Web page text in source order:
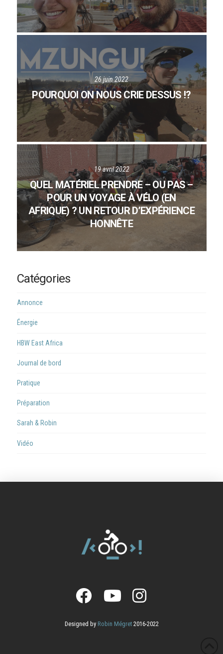
26 juin 2022
POURQUOI ON NOUS CRIE DESSUS !?
19 avril 2022
QUEL MATÉRIEL PRENDRE – OU PAS –
POUR UN VOYAGE À VÉLO (EN
AFRIQUE) ? UN RETOUR D’EXPÉRIENCE
HONNÊTE
Catégories
Annonce
Énergie
HBW East Africa
Journal de bord
Pratique
Préparation
Sarah & Robin
Vidéo
Designed by Robin Mégret2016-2022